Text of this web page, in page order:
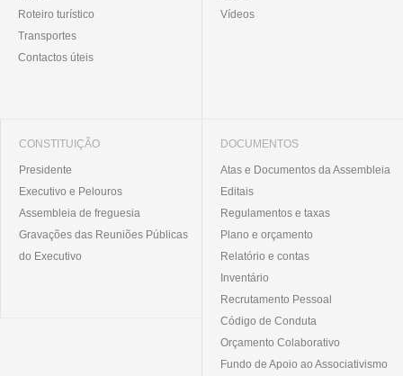
Roteiro turístico
Transportes
Contactos úteis
Vídeos
CONSTITUIÇÃO
Presidente
Executivo e Pelouros
Assembleia de freguesia
Gravações das Reuniões Públicas
do Executivo
DOCUMENTOS
Atas e Documentos da Assembleia
Editais
Regulamentos e taxas
Plano e orçamento
Relatório e contas
Inventário
Recrutamento Pessoal
Código de Conduta
Orçamento Colaborativo
Fundo de Apoio ao Associativismo